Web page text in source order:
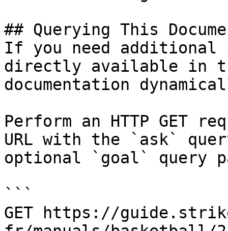
## Querying This
If you need
directly available in
documentation
Perform an HTTP GET
URL with the `ask`
optional `goal` query
```
GET https://